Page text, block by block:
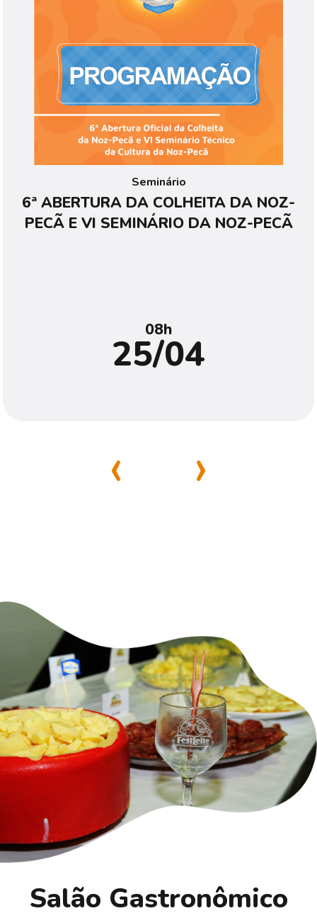
Seminário
6ª ABERTURA DA COLHEITA DA NOZ-
PECÃ E VI SEMINÁRIO DA NOZ-PECÃ
08h
25/04
‹ ›
Salão Gastronômico